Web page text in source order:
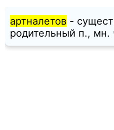
артналетов -
родительный п., мн.